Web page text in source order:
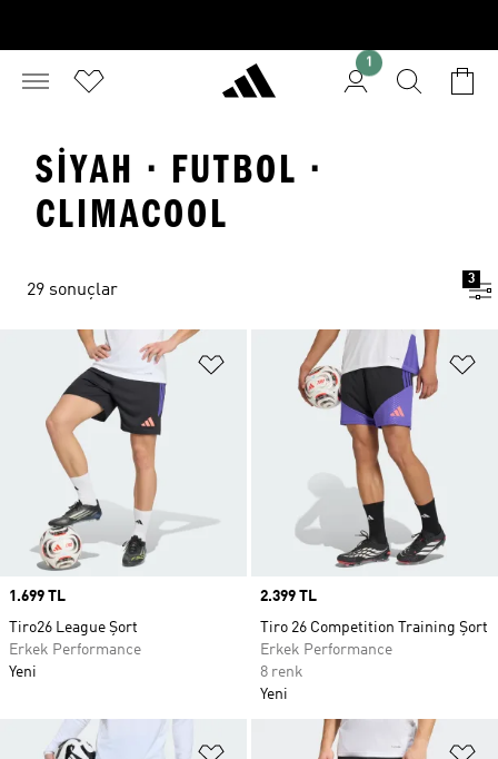
1
SIYAH · FUTBOL ·
CLIMACOOL
29 sonuçlar
3
Favori Listesine Ekle
Price
1.699 TL
Tiro26 League Şort
Erkek Performance
Yeni
Price
2.399 TL
Tiro 26 Competition Training Şort
Erkek Performance
8 renk
Yeni
Favori Listesine Ekle